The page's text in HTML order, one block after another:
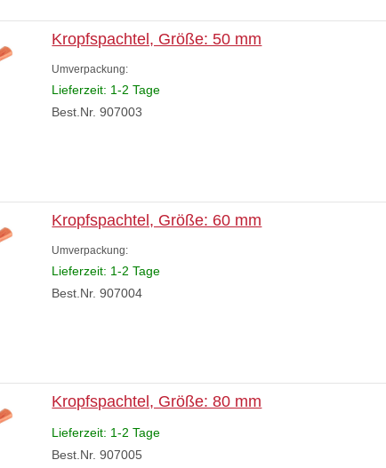
Kropfspachtel, Größe: 50 mm
Umverpackung:
Lieferzeit: 1-2 Tage
Best.Nr. 907003
Kropfspachtel, Größe: 60 mm
Umverpackung:
Lieferzeit: 1-2 Tage
Best.Nr. 907004
Kropfspachtel, Größe: 80 mm
Lieferzeit: 1-2 Tage
Best.Nr. 907005